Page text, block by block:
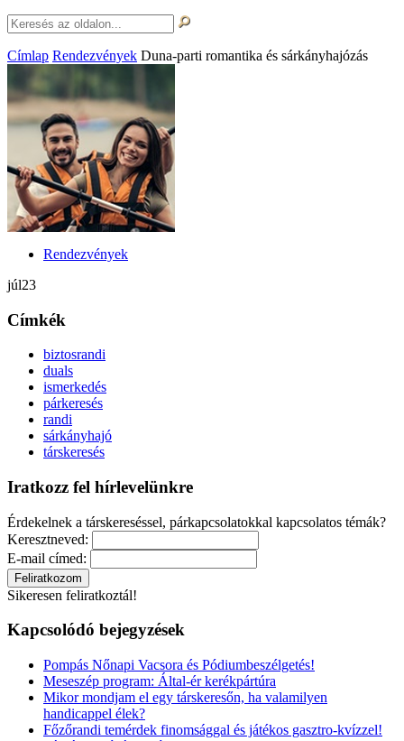
Címlap Rendezvények Duna-parti romantika és sárkányhajózás
Rendezvények
júl23
Címkék
biztosrandi
duals
ismerkedés
párkeresés
randi
sárkányhajó
társkeresés
Iratkozz fel hírlevelünkre
Érdekelnek a társkereséssel, párkapcsolatokkal kapcsolatos témák?
Keresztneved:
E-mail címed:
Sikeresen feliratkoztál!
Kapcsolódó bejegyzések
Pompás Nőnapi Vacsora és Pódiumbeszélgetés!
Meseszép program: Által-ér kerékpártúra
Mikor mondjam el egy társkeresőn, ha valamilyen
handicappel élek?
Főzőrandi temérdek finomsággal és játékos gasztro-kvízzel!